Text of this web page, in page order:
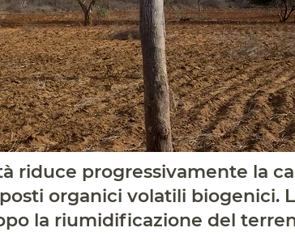
riduce progressivamente la
organici volatili biogenici.
la riumidificazione del